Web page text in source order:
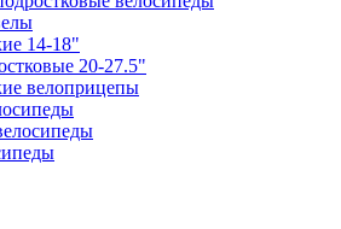
14-18"
20-27.5"
велоприцепы